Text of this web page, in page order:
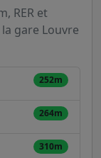
RER et
gare Louvre
252m
264m
310m